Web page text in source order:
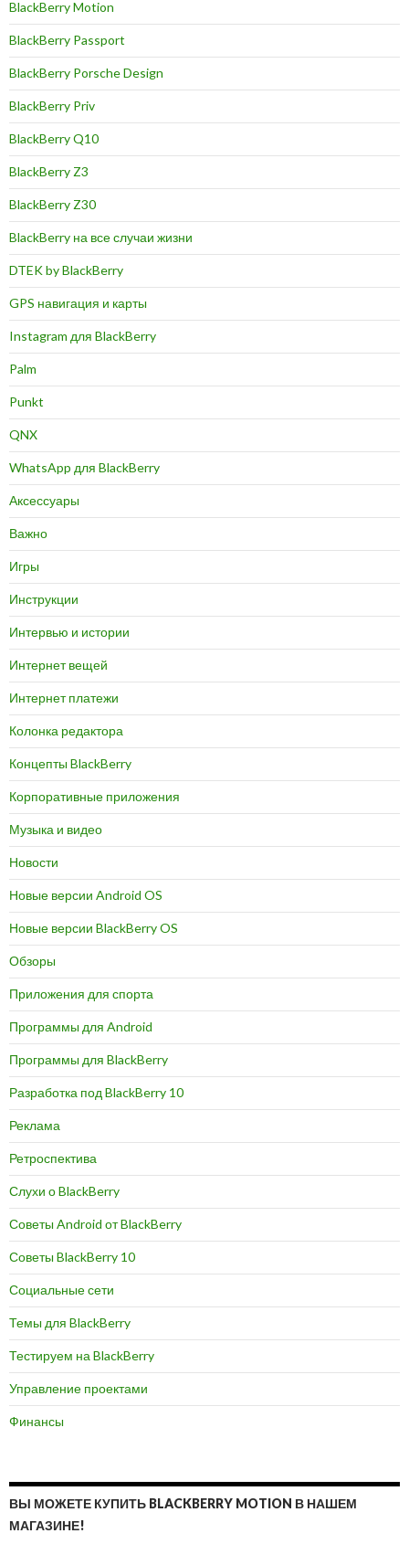
BlackBerry Motion
BlackBerry Passport
BlackBerry Porsche Design
BlackBerry Priv
BlackBerry Q10
BlackBerry Z3
BlackBerry Z30
BlackBerry на все случаи жизни
DTEK by BlackBerry
GPS навигация и карты
Instagram для BlackBerry
Palm
Punkt
QNX
WhatsApp для BlackBerry
Аксессуары
Важно
Игры
Инструкции
Интервью и истории
Интернет вещей
Интернет платежи
Колонка редактора
Концепты BlackBerry
Корпоративные приложения
Музыка и видео
Новости
Новые версии Android OS
Новые версии BlackBerry OS
Обзоры
Приложения для спорта
Программы для Android
Программы для BlackBerry
Разработка под BlackBerry 10
Реклама
Ретроспектива
Слухи о BlackBerry
Советы Android от BlackBerry
Советы BlackBerry 10
Социальные сети
Темы для BlackBerry
Тестируем на BlackBerry
Управление проектами
Финансы
ВЫ МОЖЕТЕ КУПИТЬ BLACKBERRY MOTION В НАШЕМ
МАГАЗИНЕ!